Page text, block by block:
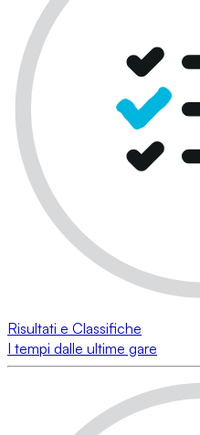
Risultati e Classifiche
I tempi dalle ultime gare